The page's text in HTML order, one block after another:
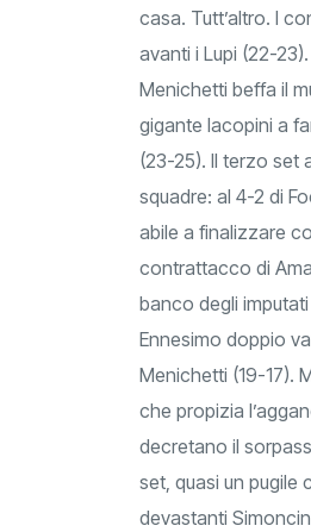
casa. Tutt’altro. I
avanti i Lupi (22-
Menichetti beffa il
gigante Iacopini a
(23-25). Il terzo set
squadre: al 4-2 di
abile a finalizzare
contrattacco di
banco degli
Ennesimo doppio
Menichetti (19-17).
che propizia
decretano il
set, quasi un pugile
devastanti